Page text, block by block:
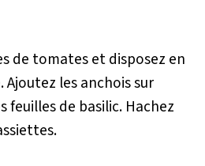
de tomates et disposez en
les anchois sur
feuilles de basilic. Hachez